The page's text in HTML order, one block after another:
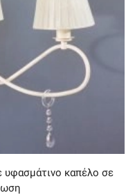
καπέλο σε